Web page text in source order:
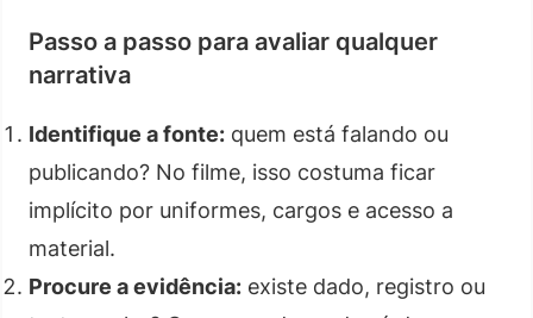
Passo a passo para avaliar qualquer
narrativa
Identifique a fonte: quem está falando ou
publicando? No filme, isso costuma ficar
implícito por uniformes, cargos e acesso a
material.
Procure a evidência: existe dado, registro ou